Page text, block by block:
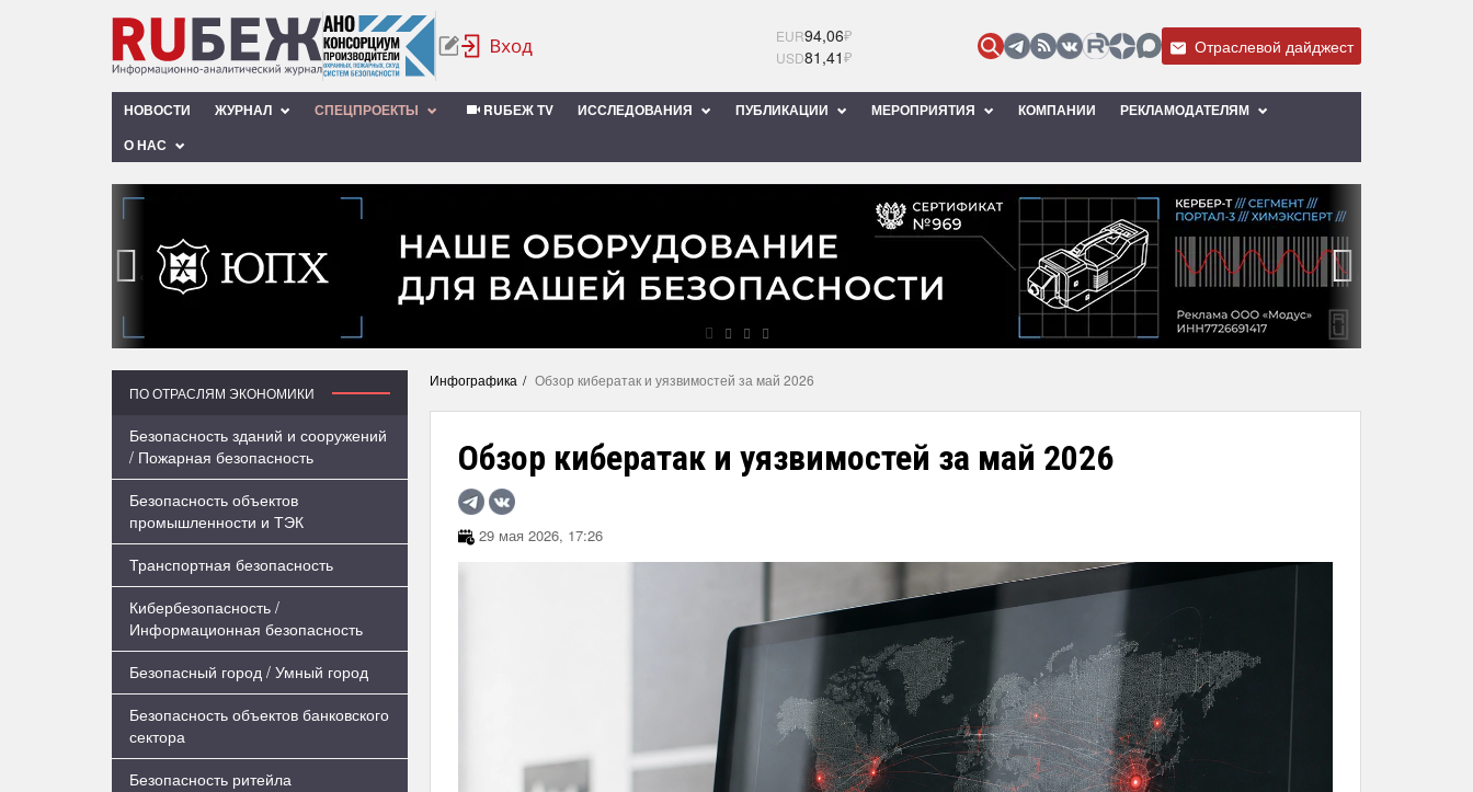
EUR94,06₽
USD81,41₽ Отраслевой дайджест
НОВОСТИ ЖУРНАЛ СПЕЦПРОЕКТЫ RUБЕЖ TV ИССЛЕДОВАНИЯ ПУБЛИКАЦИИ МЕРОПРИЯТИЯ КОМПАНИИ
РЕКЛАМОДАТЕЛЯМ
О НАС
‹
ПО ОТРАСЛЯМ ЭКОНОМИКИ
Безопасность зданий и сооружений
/ Пожарная безопасность
Безопасность объектов
промышленности и ТЭК
Транспортная безопасность
Кибербезопасность /
Информационная безопасность
Безопасный город / Умный город
Безопасность объектов банковского
сектора
Безопасность ритейла
Инфографика Обзор кибератак и уязвимостей за май 2026
Обзор кибератак и уязвимостей за май 2026
29 мая 2026, 17:26